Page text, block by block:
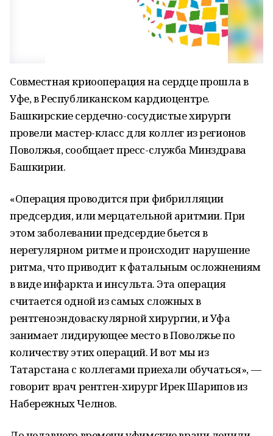
Совместная криооперация на сердце прошла в
Уфе, в Республиканском кардиоцентре.
Башкирские сердечно-сосудистые хирурги
провели мастер-класс для коллег из регионов
Поволжья, сообщает пресс-служба Минздрава
Башкирии.
«Операция проводится при фибрилляции
предсердия, или мерцательной аритмии. При
этом заболевании предсердие бьется в
нерегулярном ритме и происходит нарушение
ритма, что приводит к фатальным осложнениям
в виде инфаркта и инсульта. Эта операция
считается одной из самых сложных в
рентгеноэндоваскулярной хирургии, и Уфа
занимает лидирующее место в Поволжье по
количеству этих операций. И вот мы из
Татарстана с коллегами приехали обучаться», —
говорит врач рентген-хирург Ирек Шарипов из
Набережных Челнов.